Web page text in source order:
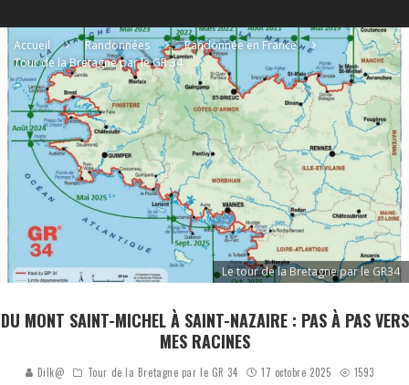
Accueil Randonnées
Randonnée en France
Tour de la Bretagne par le GR 34
Le tour de la Bretagne par le GR34
DU MONT SAINT-MICHEL À SAINT-NAZAIRE : PAS À PAS VERS
MES RACINES
Dilk@ Tour de la Bretagne par le GR 34 17 octobre 2025 1593